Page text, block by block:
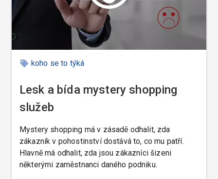
koho se to týká
Lesk a bída mystery shopping
služeb
Mystery shopping má v zásadě odhalit, zda
zákazník v pohostinství dostává to, co mu patří.
Hlavně má odhalit, zda jsou zákazníci šizeni
některými zaměstnanci daného podniku.